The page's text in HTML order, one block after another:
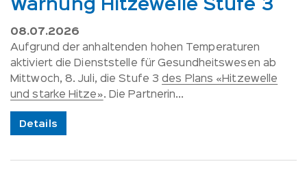
Warnung Hitzewelle Stufe 3
08.07.2026
Aufgrund der anhaltenden hohen Temperaturen
aktiviert die Dienststelle für Gesundheitswesen ab
Mittwoch, 8. Juli, die Stufe 3des Plans «Hitzewelle
und starke Hitze». Die Partnerin...
Details